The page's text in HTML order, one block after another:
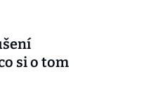
si o tom